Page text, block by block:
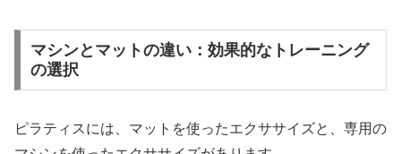
マシンとマットの違い：効果的なトレーニング
の選択
ピラティスには、マットを使ったエクササイズと、専用の